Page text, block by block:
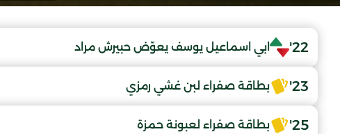
22' ابي اسماعيل يوسف يعوّض حبيرش مراد
23' بطاقة صفراء لبن غشي رمزي
25' بطاقة صفراء لعبونة حمزة